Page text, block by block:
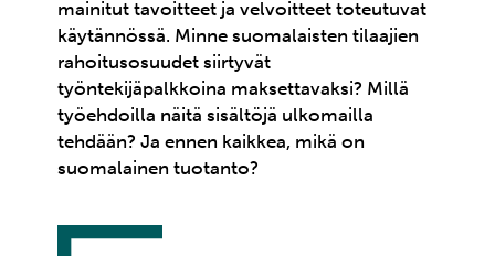
mainitut tavoitteet ja velvoitteet toteutuvat
käytännössä. Minne suomalaisten tilaajien
rahoitusosuudet siirtyvät
työntekijäpalkkoina maksettavaksi? Millä
työehdoilla näitä sisältöjä ulkomailla
tehdään? Ja ennen kaikkea, mikä on
suomalainen tuotanto?